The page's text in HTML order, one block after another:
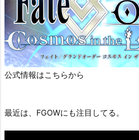
公式情報はこちらから
最近は、FGOWにも注目してる。